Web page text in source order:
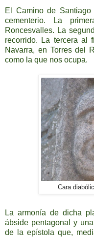
El Camino de
cementerio. La
Roncesvalles. La
recorrido. La tercera al
Navarra, en Torres del
como la que nos ocupa.
Cara
La armonía de dicha
ábside pentagonal y
de la epístola que,